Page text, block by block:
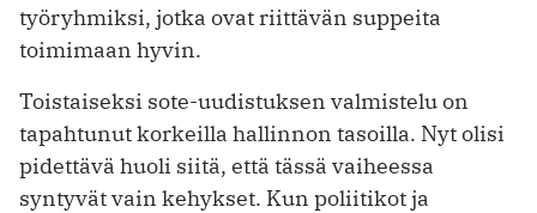
työryhmiksi, jotka ovat riittävän suppeita
toimimaan hyvin.
Toistaiseksi sote-uudistuksen valmistelu on
tapahtunut korkeilla hallinnon tasoilla. Nyt olisi
pidettävä huoli siitä, että tässä vaiheessa
syntyvät vain kehykset. Kun poliitikot ja